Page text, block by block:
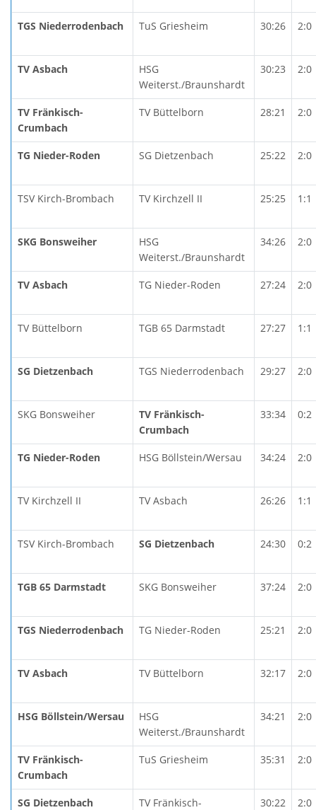
TGS Niederrodenbach TuS Griesheim 30:26 2:0
TV Asbach
HSG
Weiterst./Braunshardt
30:23 2:0
TV Fränkisch-
Crumbach
TV Büttelborn 28:21 2:0
TG Nieder-Roden SG Dietzenbach 25:22 2:0
TSV Kirch-Brombach TV Kirchzell II 25:25 1:1
SKG Bonsweiher
HSG
Weiterst./Braunshardt
34:26 2:0
TV Asbach TG Nieder-Roden 27:24 2:0
TV Büttelborn TGB 65 Darmstadt 27:27 1:1
SG Dietzenbach TGS Niederrodenbach 29:27 2:0
SKG Bonsweiher
TV Fränkisch-
Crumbach
33:34 0:2
TG Nieder-Roden HSG Böllstein/Wersau 34:24 2:0
TV Kirchzell II TV Asbach 26:26 1:1
TSV Kirch-Brombach SG Dietzenbach 24:30 0:2
TGB 65 Darmstadt SKG Bonsweiher 37:24 2:0
TGS Niederrodenbach TG Nieder-Roden 25:21 2:0
TV Asbach TV Büttelborn 32:17 2:0
HSG Böllstein/Wersau
HSG
Weiterst./Braunshardt
34:21 2:0
TV Fränkisch-
Crumbach
TuS Griesheim 35:31 2:0
SG Dietzenbach
TV Fränkisch-
30:22 2:0